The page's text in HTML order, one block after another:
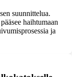
suunnittelua.
haihtumaan
ja